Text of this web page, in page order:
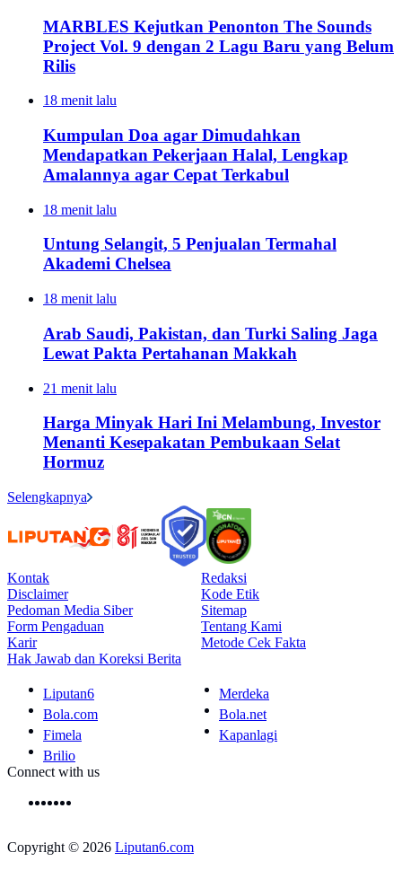
MARBLES Kejutkan Penonton The Sounds
Project Vol. 9 dengan 2 Lagu Baru yang Belum
Rilis
18 menit lalu
Kumpulan Doa agar Dimudahkan
Mendapatkan Pekerjaan Halal, Lengkap
Amalannya agar Cepat Terkabul
18 menit lalu
Untung Selangit, 5 Penjualan Termahal
Akademi Chelsea
18 menit lalu
Arab Saudi, Pakistan, dan Turki Saling Jaga
Lewat Pakta Pertahanan Makkah
21 menit lalu
Harga Minyak Hari Ini Melambung, Investor
Menanti Kesepakatan Pembukaan Selat
Hormuz
Selengkapnya
Kontak
Redaksi
Disclaimer
Kode Etik
Pedoman Media Siber
Sitemap
Form Pengaduan
Tentang Kami
Karir
Metode Cek Fakta
Hak Jawab dan Koreksi Berita
Liputan6
Merdeka
Bola.com
Bola.net
Fimela
Kapanlagi
Brilio
Connect with us
Copyright © 2026 Liputan6.com